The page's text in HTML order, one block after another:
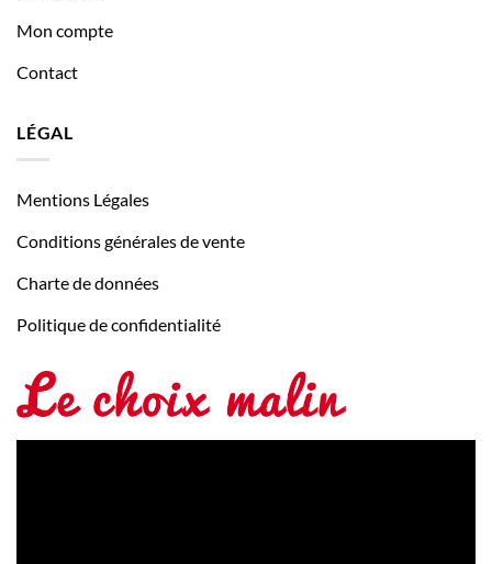
Mon compte
Contact
LÉGAL
Mentions Légales
Conditions générales de vente
Charte de données
Politique de confidentialité